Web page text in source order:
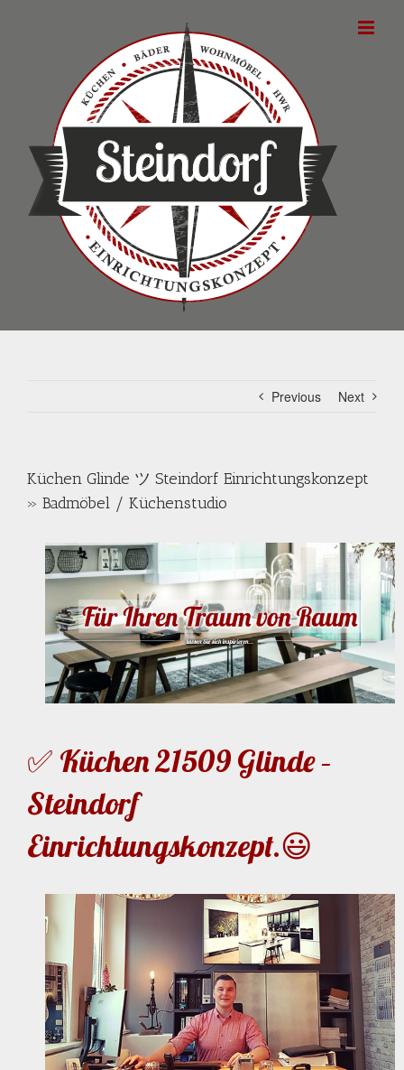
Previous Next
Küchen Glinde ツ Steindorf Einrichtungskonzept
» Badmöbel / Küchenstudio
✅ Küchen 21509 Glinde –
Steindorf
Einrichtungskonzept.😃